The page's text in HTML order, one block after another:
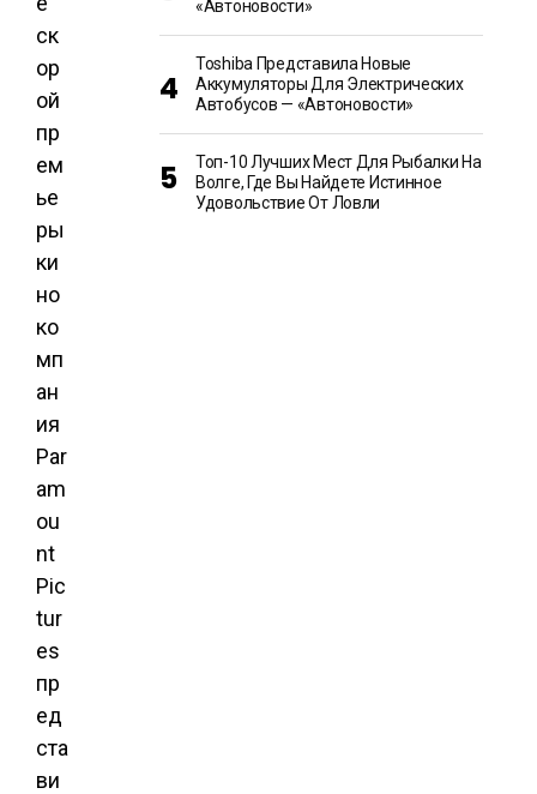
ск
ор
ой
пр
ем
ье
ры
ки
но
ко
мп
ан
ия
Par
am
ou
nt
Pic
tur
es
пр
ед
ста
ви
«Автоновости»
Toshiba Представила Новые
Аккумуляторы Для Электрических
Автобусов — «Автоновости»
Топ-10 Лучших Мест Для Рыбалки На
Волге, Где Вы Найдете Истинное
Удовольствие От Ловли